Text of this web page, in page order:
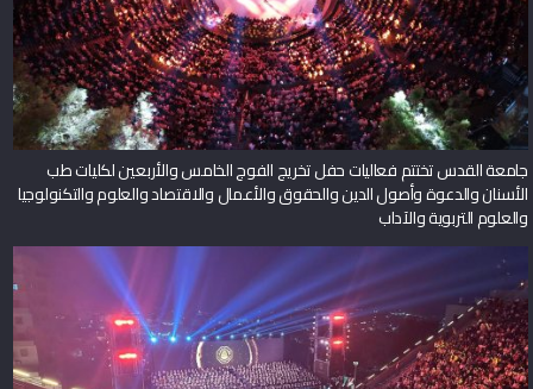
جامعة القدس تختتم فعاليات حفل تخريج الفوج الخامس والأربعين لكليات طب
الأسنان والدعوة وأصول الدين والحقوق والأعمال والاقتصاد والعلوم والتكنولوجيا
والعلوم التربوية والآداب